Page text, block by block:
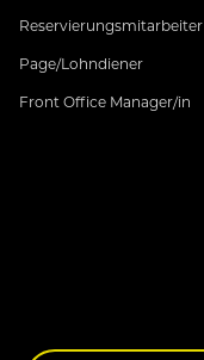
Reservierungsmitarbeiter
Page/Lohndiener
Front Office Manager/in